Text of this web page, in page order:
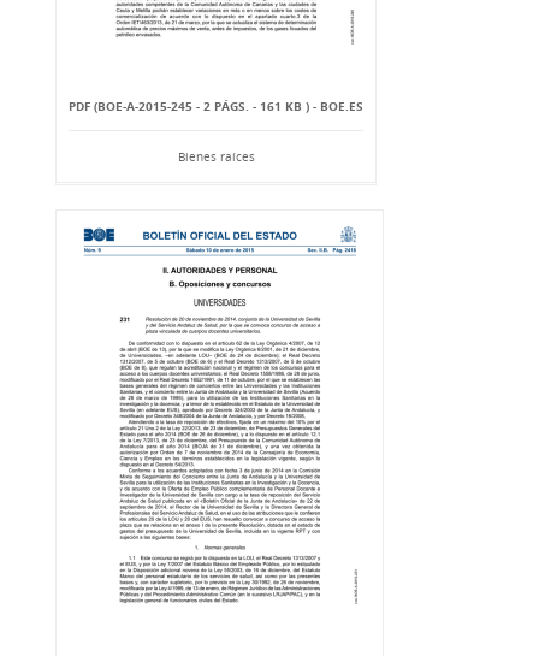
PDF (BOE-A-2015-245 - 2 PÁGS. - 161 KB ) - BOE.ES
Bienes raíces